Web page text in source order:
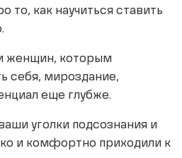
то, как научиться ставить
женщин, которым
себя, мироздание,
еще глубже.
уголки подсознания и
и комфортно приходили к